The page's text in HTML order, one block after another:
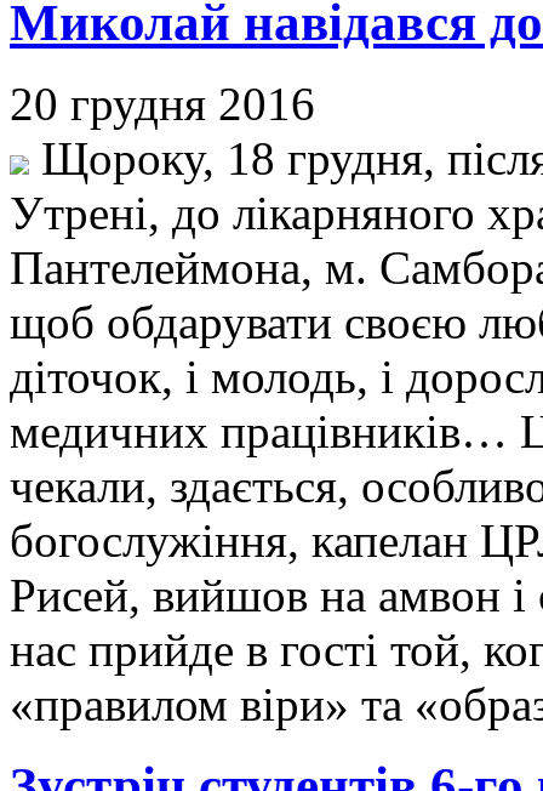
Миколай навідався
20 грудня 2016
Щороку, 18 грудня,
Утрені, до лікарняного
Пантелеймона, м.
щоб обдарувати своєю
діточок, і молодь, і
медичних працівників…
чекали, здається,
богослужіння, капелан
Рисей, вийшов на амвон
нас прийде в гості той,
«правилом віри» та